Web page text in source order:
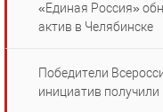
«Единая Россия»
актив в Челябинске
Победители
инициатив